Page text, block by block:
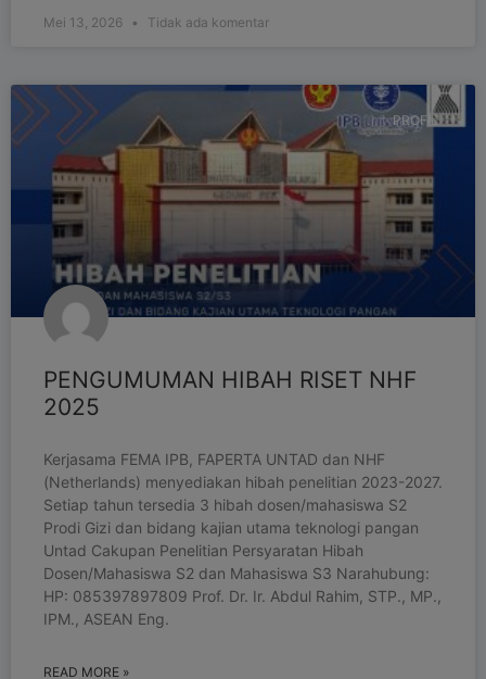
Mei 13, 2026 Tidak ada komentar
PROFIL
PENGUMUMAN HIBAH RISET NHF
2025
Kerjasama FEMA IPB, FAPERTA UNTAD dan NHF
(Netherlands) menyediakan hibah penelitian 2023-2027.
Setiap tahun tersedia 3 hibah dosen/mahasiswa S2
Prodi Gizi dan bidang kajian utama teknologi pangan
Untad Cakupan Penelitian Persyaratan Hibah
Dosen/Mahasiswa S2 dan Mahasiswa S3 Narahubung:
HP: 085397897809 Prof. Dr. Ir. Abdul Rahim, STP., MP.,
IPM., ASEAN Eng.
READ MORE »